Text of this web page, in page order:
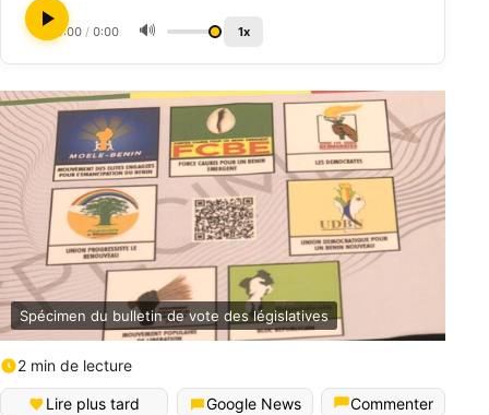
0:00 / 0:00 🔊 1x
Spécimen du bulletin de vote des législatives
2 min de lecture
Lire plus tard Google News
Commenter